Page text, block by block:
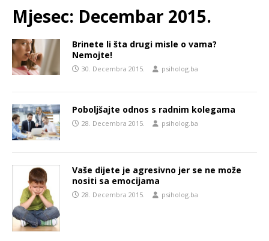
Mjesec: Decembar 2015.
Brinete li šta drugi misle o vama?
Nemojte!
30. Decembra 2015. psiholog.ba
Poboljšajte odnos s radnim kolegama
28. Decembra 2015. psiholog.ba
Vaše dijete je agresivno jer se ne može
nositi sa emocijama
28. Decembra 2015. psiholog.ba